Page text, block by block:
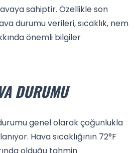
sahiptir. Özellikle son
durumu verileri, sıcaklık, nem
önemli bilgiler
DURUMU
genel olarak çoğunlukla
Hava sıcaklığının 72°F
olduğu tahmin